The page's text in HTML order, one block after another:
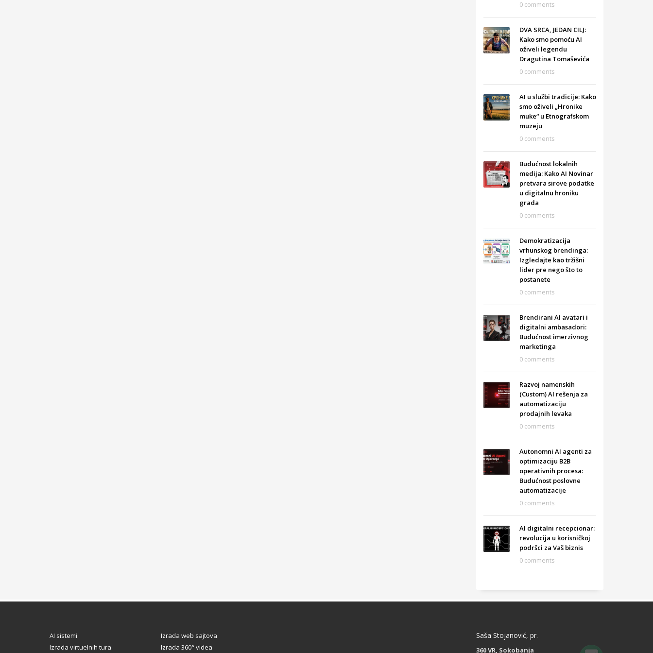
0 comments
DVA SRCA, JEDAN CILJ:
Kako smo pomoću AI
oživeli legendu
Dragutina Tomaševića
0 comments
AI u službi tradicije: Kako
smo oživeli „Hronike
muke“ u Etnografskom
muzeju
0 comments
Budućnost lokalnih
medija: Kako AI Novinar
pretvara sirove podatke
u digitalnu hroniku
grada
0 comments
Demokratizacija
vrhunskog brendinga:
Izgledajte kao tržišni
lider pre nego što to
postanete
0 comments
Brendirani AI avatari i
digitalni ambasadori:
Budućnost imerzivnog
marketinga
0 comments
Razvoj namenskih
(Custom) AI rešenja za
automatizaciju
prodajnih levaka
0 comments
Autonomni AI agenti za
optimizaciju B2B
operativnih procesa:
Budućnost poslovne
automatizacije
0 comments
AI digitalni recepcionar:
revolucija u korisničkoj
podršci za Vaš biznis
0 comments
AI sistemi
Izrada web sajtova
Izrada virtuelnih tura
Izrada 360° videa
Saša Stojanović, pr.
360 VR, Sokobanja